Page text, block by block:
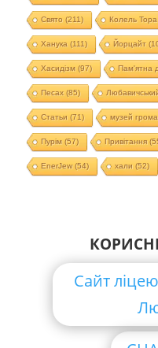
Свято (211) Колель Тора
Ханука (111) Йорцайт
Хасидізм (97) Пам'ятна
Песах(85)
Статьи (71) музей
Пурім (57) Привітання
EnerJew(54) хали (52)
Сайт